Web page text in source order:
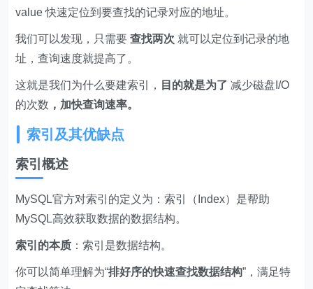
value 快速定位到要查找的记录对应的地址。
我们可以发现，只需要查找两次 就可以定位到记录的地
址，查询速度就提高了。
这就是我们为什么要建索引， 目的就是为了减少磁盘I/O
的次数 ，加快查询速率。
索引及其优缺点
索引概述
MySQL官方对索引的定义为：索引（Index）是帮助
MySQL高效获取数据的数据结构。
索引的本质 ：索引是数据结构。
你可以简单理解为“排好序的快速查找数据结构”，满足特